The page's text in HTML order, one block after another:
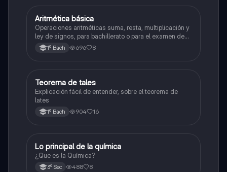
Matemáticas
Aritmética básica
Operaciones aritméticas suma, resta, multiplicación y
ley de signos, para bachillerato o para el examen de
admisión a la universidad
1º Bach 696 8
Matemáticas
Teorema de tales
Explicación fácil de entender, sobre el teorema de
lates
1º Bach 904 16
Química
Lo principal de la química
¿Que es la Química?
3º Sec 488 8